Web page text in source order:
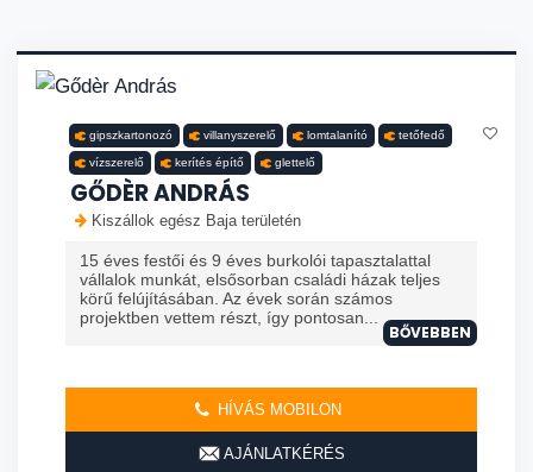
gipszkartonozó villanyszerelő lomtalanító tetőfedő
vízszerelő kerítés építő glettelő
GŐDÈR ANDRÁS
Kiszállok egész Baja területén
15 éves festői és 9 éves burkolói tapasztalattal
vállalok munkát, elsősorban családi házak teljes
körű felújításában. Az évek során számos
projektben vettem részt, így pontosan...
BŐVEBBEN
HÍVÁS MOBILON
AJÁNLATKÉRÉS